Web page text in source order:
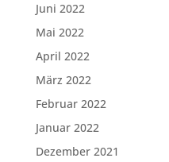
Juni 2022
Mai 2022
April 2022
März 2022
Februar 2022
Januar 2022
Dezember 2021